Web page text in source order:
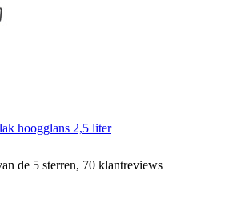
hoogglans 2,5 liter
de 5 sterren, 70 klantreviews